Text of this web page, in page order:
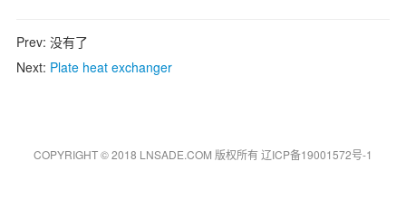
Prev: 没有了
Next: Plate heat exchanger
COPYRIGHT © 2018 LNSADE.COM 版权所有辽ICP备19001572号-1